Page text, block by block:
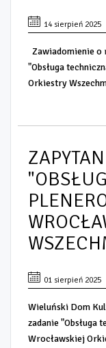
14 sierpień 2025
Zawiadomienie
"Obsługa
Orkiestry
01 sierpień 2025
Wieluński Dom
zadanie "Obsługa
Wrocławskiej